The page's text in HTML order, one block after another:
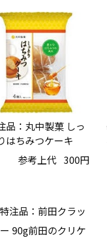
品：丸中製菓 しっ
はちみつケーキ
参考上代 300円